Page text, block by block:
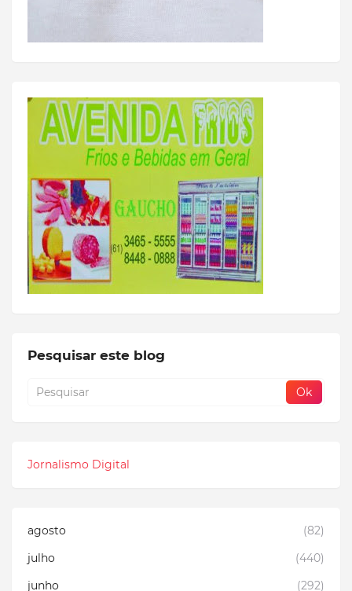
Pesquisar este blog
Jornalismo Digital
agosto
(82)
julho
(440)
junho
(292)